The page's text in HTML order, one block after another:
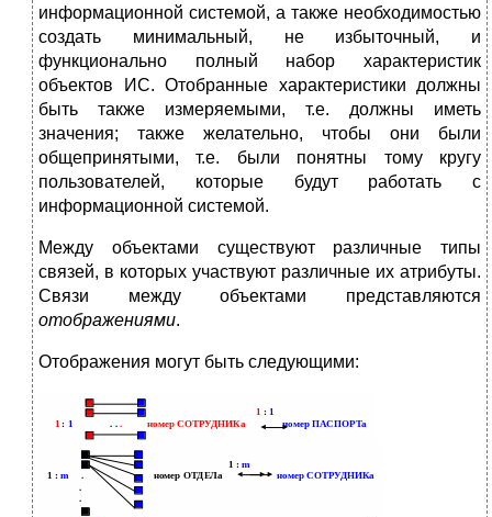
информационной системой, а также необходимостью
создать минимальный, не избыточный, и
функционально полный набор характеристик
объектов ИС. Отобранные характеристики должны
быть также измеряемыми, т.е. должны иметь
значения; также желательно, чтобы они были
общепринятыми, т.е. были понятны тому кругу
пользователей, которые будут работать с
информационной системой.
Между объектами существуют различные типы
связей, в которых участвуют различные их атрибуты.
Связи между объектами представляются
отображениями.
Отображения могут быть следующими: